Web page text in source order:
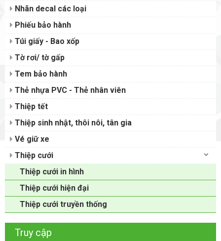
Nhãn decal các loại
Phiếu bảo hành
Túi giấy - Bao xốp
Tờ rơi/ tờ gấp
Tem bảo hành
Thẻ nhựa PVC - Thẻ nhân viên
Thiệp tết
Thiệp sinh nhật, thôi nôi, tân gia
Vé giữ xe
Thiệp cưới
Thiệp cưới in hình
Thiệp cưới hiện đại
Thiệp cưới truyền thống
Truy cập